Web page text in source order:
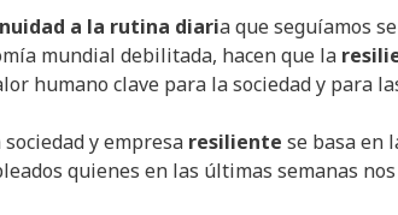
a la rutina diaria que seguíamos
mundial debilitada, hacen que la
humano clave para la sociedad y para
y empresa resiliente se basa en
quienes en las últimas semanas